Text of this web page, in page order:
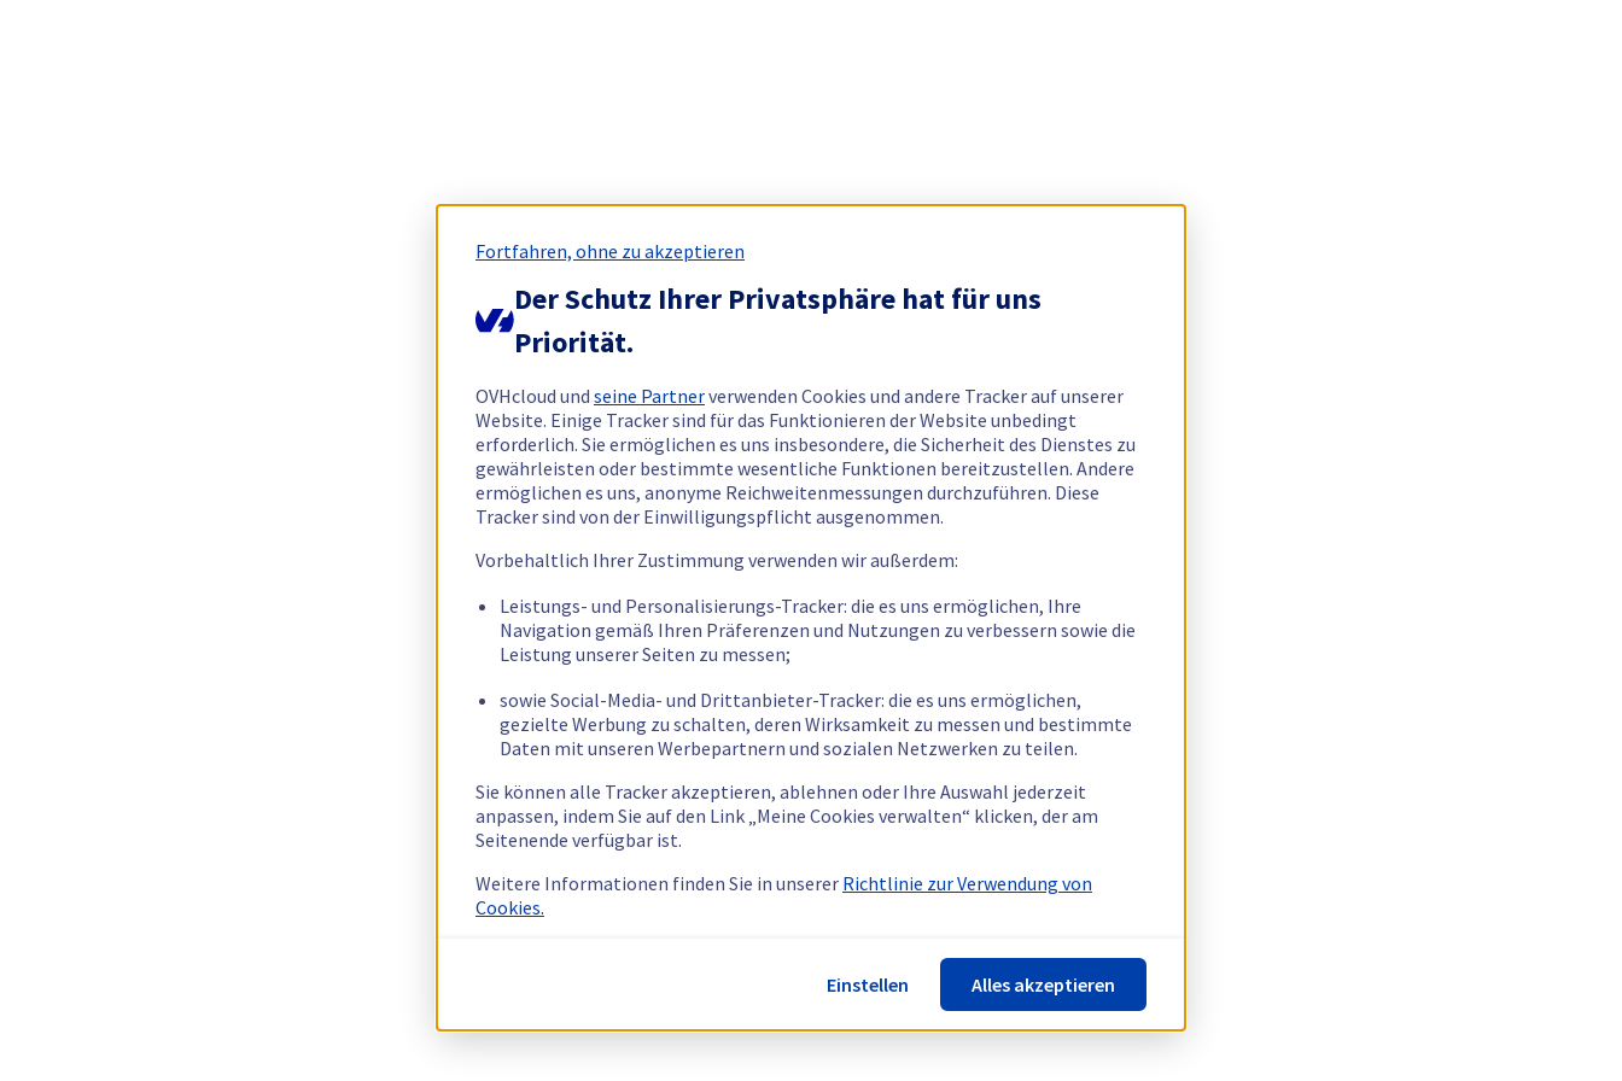
Fortfahren, ohne zu akzeptieren
Der Schutz Ihrer Privatsphäre hat für uns
Priorität.
OVHcloud und seine Partnerverwenden Cookies und andere Tracker auf unserer
Website. Einige Tracker sind für das Funktionieren der Website unbedingt
erforderlich. Sie ermöglichen es uns insbesondere, die Sicherheit des Dienstes zu
gewährleisten oder bestimmte wesentliche Funktionen bereitzustellen. Andere
ermöglichen es uns, anonyme Reichweitenmessungen durchzuführen. Diese
Tracker sind von der Einwilligungspflicht ausgenommen.
Vorbehaltlich Ihrer Zustimmung verwenden wir außerdem:
Leistungs- und Personalisierungs-Tracker: die es uns ermöglichen, Ihre
Navigation gemäß Ihren Präferenzen und Nutzungen zu verbessern sowie die
Leistung unserer Seiten zu messen;
sowie Social-Media- und Drittanbieter-Tracker: die es uns ermöglichen,
gezielte Werbung zu schalten, deren Wirksamkeit zu messen und bestimmte
Daten mit unseren Werbepartnern und sozialen Netzwerken zu teilen.
Sie können alle Tracker akzeptieren, ablehnen oder Ihre Auswahl jederzeit
anpassen, indem Sie auf den Link „Meine Cookies verwalten“ klicken, der am
Seitenende verfügbar ist.
Weitere Informationen finden Sie in unserer Richtlinie zur Verwendung von
Cookies.
Einstellen Alles akzeptieren